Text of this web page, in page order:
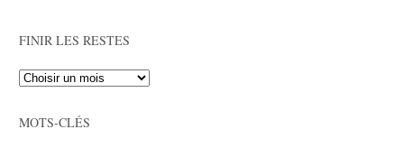
FINIR LES RESTES
MOTS-CLÉS